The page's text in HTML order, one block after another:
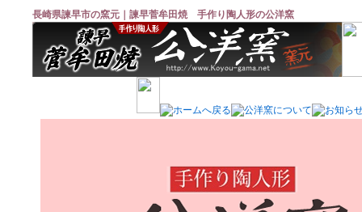
長崎県諫早市の窯元｜諫早菅牟田焼 手作り陶人形の公洋窯